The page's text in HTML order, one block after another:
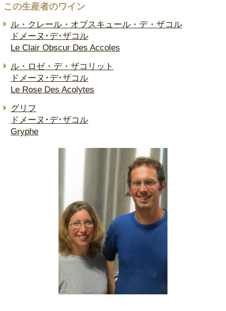
この生産者のワイン
ル・クレール・オブスキュール・デ・ザコル
ドメーヌ･デ･ザコル
Le Clair Obscur Des Accoles
ル・ロゼ・デ・ザコリット
ドメーヌ･デ･ザコル
Le Rose Des Acolytes
グリフ
ドメーヌ･デ･ザコル
Gryphe